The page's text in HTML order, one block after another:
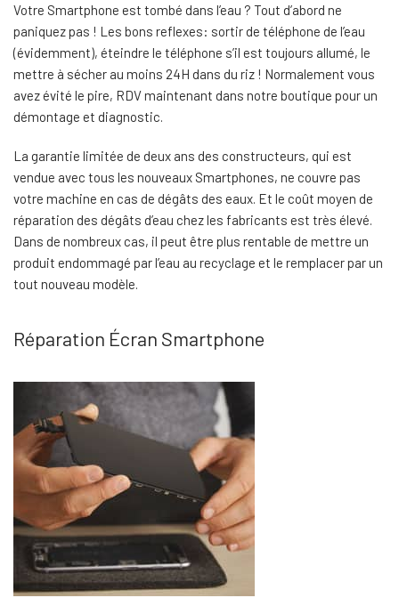
Votre Smartphone est tombé dans l’eau ? Tout d’abord ne
paniquez pas ! Les bons reflexes: sortir de téléphone de l’eau
(évidemment), éteindre le téléphone s’il est toujours allumé, le
mettre à sécher au moins 24H dans du riz ! Normalement vous
avez évité le pire, RDV maintenant dans notre boutique pour un
démontage et diagnostic.
La garantie limitée de deux ans des constructeurs, qui est
vendue avec tous les nouveaux Smartphones, ne couvre pas
votre machine en cas de dégâts des eaux. Et le coût moyen de
réparation des dégâts d’eau chez les fabricants est très élevé.
Dans de nombreux cas, il peut être plus rentable de mettre un
produit endommagé par l’eau au recyclage et le remplacer par un
tout nouveau modèle.
Réparation Écran Smartphone